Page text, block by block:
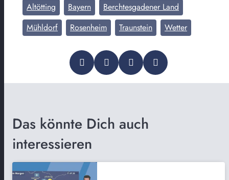
Altötting Bayern
Berchtesgadener Land
Mühldorf
Rosenheim Traunstein Wetter
Das könnte Dich auch
interessieren